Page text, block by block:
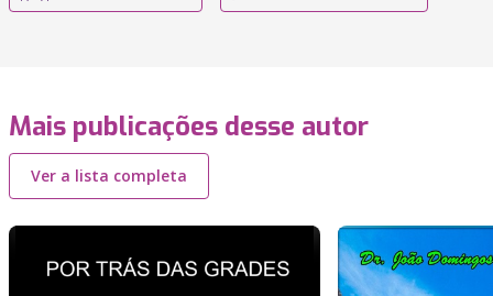
Mais publicações desse autor
Ver a lista completa